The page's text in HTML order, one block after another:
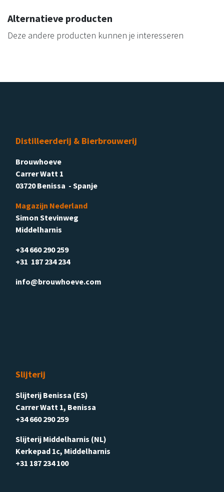
Alternatieve producten
Deze andere producten kunnen je interesseren
Distilleerderij & Bierbrouwerij
Brouwhoeve
Carrer Watt 1
03720 Benissa - Spanje
Magazijn Nederland
Simon Stevinweg
Middelharnis
+34 660 290 259
+31 187 234 234
info@brouwhoeve.com
Slijterij
Slijterij Benissa (ES)
Carrer Watt 1, Benissa
+34 660 290 259
Slijterij Middelharnis (NL)
Kerkepad 1c, Middelharnis
+31 187 234 100